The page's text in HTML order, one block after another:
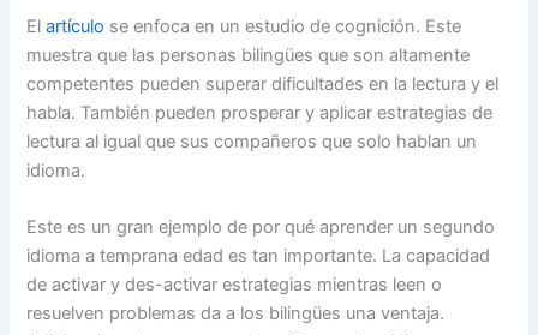
El artículo se enfoca en un estudio de cognición. Este
muestra que las personas bilingües que son altamente
competentes pueden superar dificultades en la lectura y el
habla. También pueden prosperar y aplicar estrategias de
lectura al igual que sus compañeros que solo hablan un
idioma.
Este es un gran ejemplo de por qué aprender un segundo
idioma a temprana edad es tan importante. La capacidad
de activar y des-activar estrategias mientras leen o
resuelven problemas da a los bilingües una ventaja.